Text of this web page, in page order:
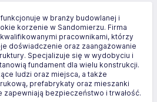
w branży budowlanej i
korzenie w Sandomierzu. Firma
pracownikami, którzy
doświadczenie oraz zaangażowanie
Specjalizuje się w wydobyciu i
fundament dla wielu konstrukcji.
ludzi oraz miejsca, a także
prefabrykaty oraz mieszanki
bezpieczeństwo i trwałość.